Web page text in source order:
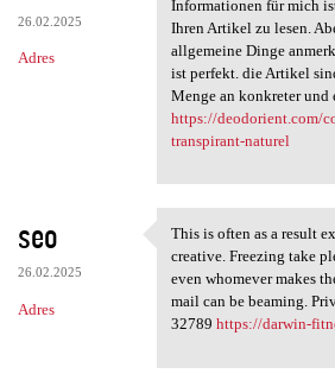
26.02.2025
Adres
Informationen für mich
Ihren Artikel zu lesen.
allgemeine Dinge
ist perfekt. die Artikel
Menge an konkreter und
https://deodorient.com/
transpirant-naturel
seo
26.02.2025
Adres
This is often as a
This is often as a result
creative. Freezing take
even whomever makes
mail can be beaming.
32789 https://darwin-